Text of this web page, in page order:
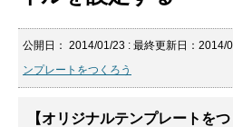
公開日： 2014/01/23 : 最終更新日：2014/
ンプレートをつくろう
【オリジナルテンプレートを